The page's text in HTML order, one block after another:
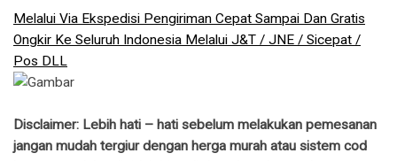
Melalui Via Ekspedisi Pengiriman Cepat Sampai Dan Gratis
Ongkir Ke Seluruh Indonesia Melalui J&T / JNE / Sicepat /
Pos DLL
Disclaimer: Lebih hati – hati sebelum melakukan pemesanan
jangan mudah tergiur dengan herga murah atau sistem cod